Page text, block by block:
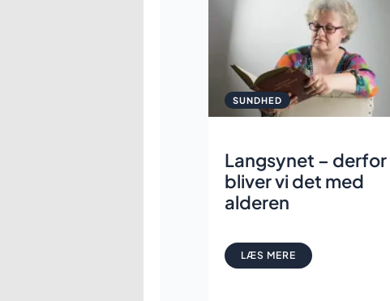
SUNDHED
Langsynet – derfor
bliver vi det med
alderen
LÆS MERE